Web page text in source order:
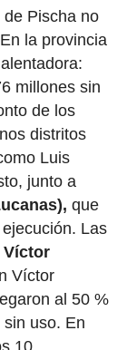
Pischa no
la provincia
millones sin
de los
distritos
Luis
junto a
que
Las
Víctor
Víctor
al 50 %
uso. En
10